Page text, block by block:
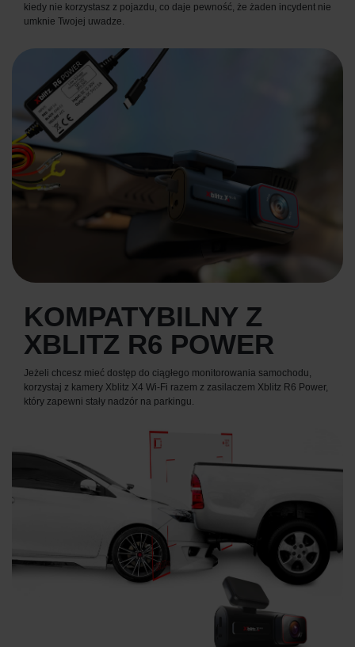
kiedy nie korzystasz z pojazdu, co daje pewność, że żaden incydent nie
umknie Twojej uwadze.
KOMPATYBILNY Z
XBLITZ R6 POWER
Jeżeli chcesz mieć dostęp do ciągłego monitorowania samochodu,
korzystaj z kamery Xblitz X4 Wi-Fi razem z zasilaczem Xblitz R6 Power,
który zapewni stały nadzór na parkingu.